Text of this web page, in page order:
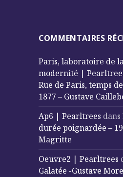
COMMENTAIRES
Paris, laboratoire de
modernité |
Rue de Paris, temps
1877 – Gustave
Ap6 | Pearltrees dans
durée poignardée –
Magritte
Oeuvre2 | Pearltrees
Galatée -Gustave